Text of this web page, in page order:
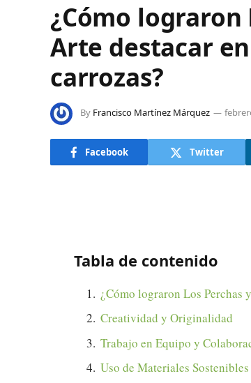
¿Cómo lograron
Arte destacar
carrozas?
By Francisco Martínez Márquez
Facebook Twitter
Tabla de contenido
¿Cómo lograron Los Perchas
Creatividad y Originalidad
Trabajo en Equipo y
Uso de Materiales Sostenibles